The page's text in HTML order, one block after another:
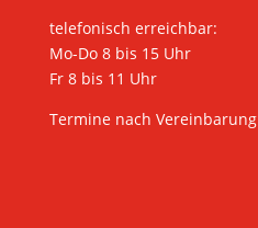
telefonisch erreichbar:
Mo-Do 8 bis 15 Uhr
Fr 8 bis 11 Uhr
Termine nach Vereinbarung